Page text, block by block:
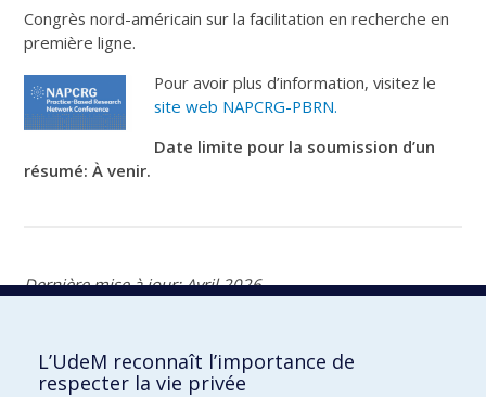
Rayonnement
Congrès à venir
Congrès nord-américain sur la facilitation en recherche en
première ligne.
Pour avoir plus d’information, visitez le
site web NAPCRG-PBRN.
Date limite pour la soumission d’un
résumé: À venir.
Dernière mise à jour: Avril 2026
L’UdeM reconnaît l’importance de
respecter la vie privée